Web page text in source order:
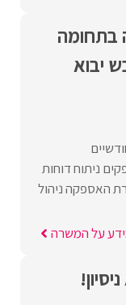
בתחומה
יבוא
ניתוח דוחות
האספקה ניהול
על המשרה